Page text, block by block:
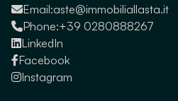
Email:aste@immobiliallasta.it
Phone:+39 0280888267
LinkedIn
Facebook
Instagram